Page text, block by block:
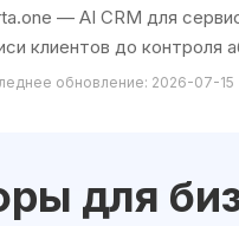
— AI CRM для
клиентов до контроля
обновление: 2026-07-15
для